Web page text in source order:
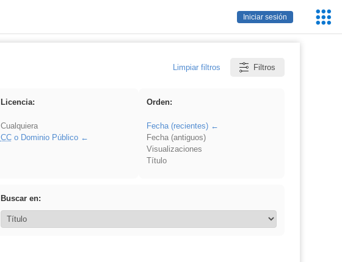
Iniciar sesión
Limpiar filtros Filtros
Licencia:
Cualquiera
CCo Dominio Público
Orden:
Fecha (recientes)
Fecha (antiguos)
Visualizaciones
Título
Buscar en: